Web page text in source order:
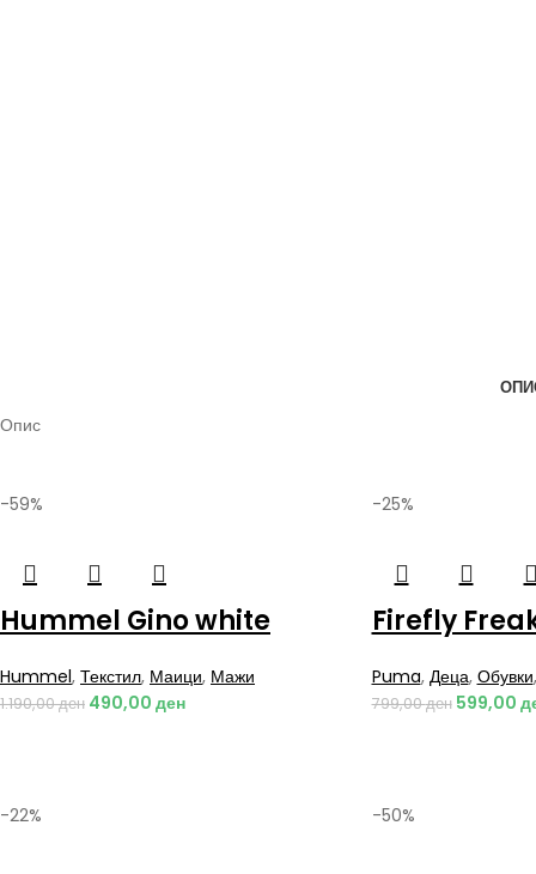
Опис
-59%
Hummel Gino white
Hummel, Текстил, Маици, Мажи
1.190,00ден 490,00 ден
-25%
Firefly
Puma, Деца, Обувки,
799,00ден 599,00
-22% -50%